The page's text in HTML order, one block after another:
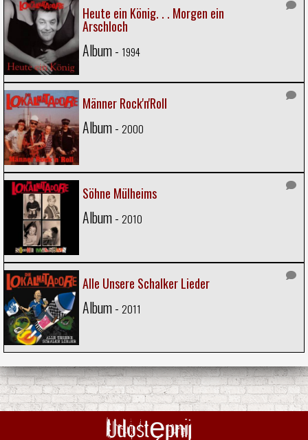
Heute ein König. . . Morgen ein
Arschloch
Album - 1994
Männer Rock'n'Roll
Album - 2000
Söhne Mülheims
Album - 2010
Alle Unsere Schalker Lieder
Album - 2011
Udostępnij